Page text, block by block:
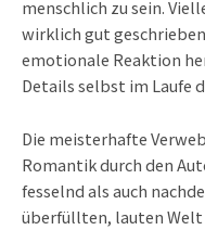
menschlich zu sein.
wirklich gut
emotionale Reaktion
Details selbst im Laufe
Die meisterhafte
Romantik durch den
fesselnd als auch
überfüllten, lauten Welt